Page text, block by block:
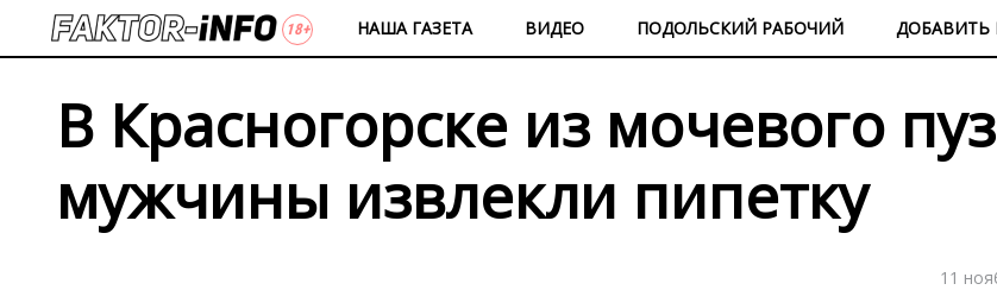
НАША ГАЗЕТА ВИДЕО ПОДОЛЬСКИЙ РАБОЧИЙ
В Красногорске из мочевого
мужчины извлекли пипетку
11